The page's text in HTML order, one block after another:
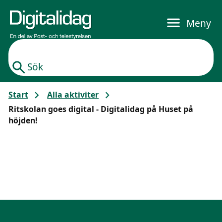
Sök
Meny
Start
Alla aktiviter
Ritskolan goes digital - Digitalidag på Huset på
höjden!